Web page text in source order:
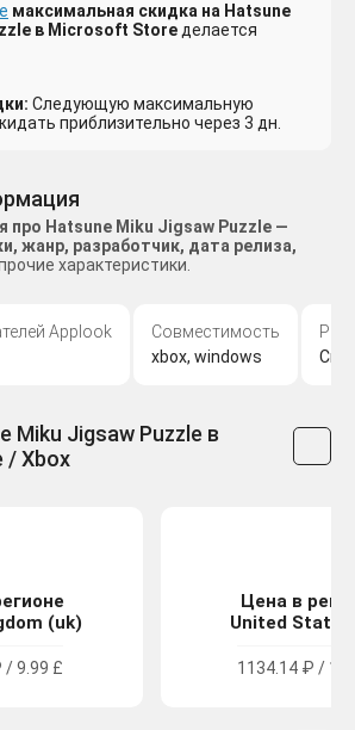
максимальная скидка на Hatsune
в Microsoft Storeделается
Следующую максимальную
приблизительно через 3 дн.
про Hatsune Miku Jigsaw Puzzle —
жанр, разработчик, дата релиза,
характеристики.
Applook
Совместимость
xbox, windows
Miku Jigsaw Puzzle в
/ Xbox
(uk)
/ 9.99 £
Цена в
United States
1134.14 ₽ /